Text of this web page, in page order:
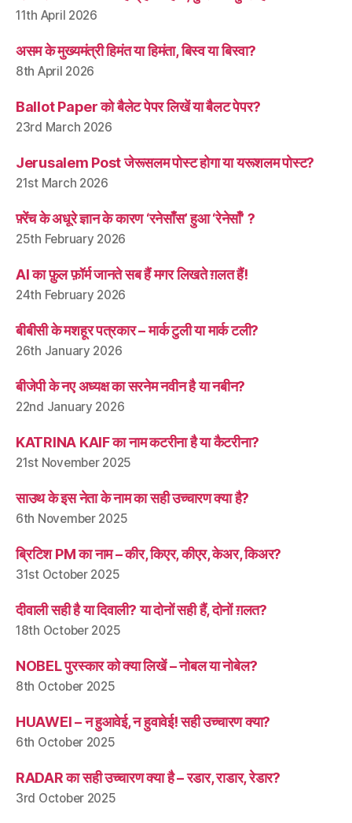
11th April 2026
असम के मुख्यमंत्री हिमंत या हिमंता, बिस्व या बिस्वा?
8th April 2026
Ballot Paper को बैलेट पेपर लिखें या बैलट पेपर?
23rd March 2026
Jerusalem Post जेरूसलम पोस्ट होगा या यरूशलम पोस्ट?
21st March 2026
फ़्रेंच के अधूरे ज्ञान के कारण ‘रनेसाँस’ हुआ ‘रेनेसाँ’ ?
25th February 2026
AI का फ़ुल फ़ॉर्म जानते सब हैं मगर लिखते ग़लत हैं!
24th February 2026
बीबीसी के मशहूर पत्रकार – मार्क टुली या मार्क टली?
26th January 2026
बीजेपी के नए अध्यक्ष का सरनेम नवीन है या नबीन?
22nd January 2026
KATRINA KAIF का नाम कटरीना है या कैटरीना?
21st November 2025
साउथ के इस नेता के नाम का सही उच्चारण क्या है?
6th November 2025
ब्रिटिश PM का नाम – कीर, किएर, कीएर, केअर, किअर?
31st October 2025
दीवाली सही है या दिवाली? या दोनों सही हैं, दोनों ग़लत?
18th October 2025
NOBEL पुरस्कार को क्या लिखें – नोबल या नोबेल?
8th October 2025
HUAWEI – न हुआवेई, न हुवावेई! सही उच्चारण क्या?
6th October 2025
RADAR का सही उच्चारण क्या है – रडार, राडार, रेडार?
3rd October 2025